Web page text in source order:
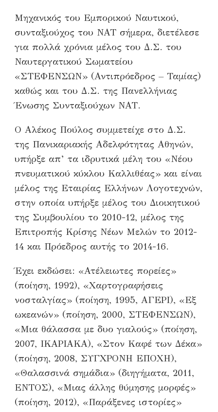
Μηχανικός του Εμπορικού Ναυτικού,
συνταξιούχος του ΝΑΤ σήμερα, διετέλεσε
για πολλά χρόνια μέλος του Δ.Σ. του
Ναυτεργατικού Σωματείου
«ΣΤΕΦΕΝΣΩΝ» (Αντιπρόεδρος – Ταμίας)
καθώς και του Δ.Σ. της Πανελλήνιας
Ένωσης Συνταξιούχων ΝΑΤ.
Ο Αλέκος Πούλος συμμετείχε στο Δ.Σ.
της Πανικαριακής Αδελφότητας Αθηνών,
υπήρξε απ’ τα ιδρυτικά μέλη του «Νέου
πνευματικού κύκλου Καλλιθέας» και είναι
μέλος της Εταιρίας Ελλήνων Λογοτεχνών,
στην οποία υπήρξε μέλος του Διοικητικού
της Συμβουλίου το 2010-12, μέλος της
Επιτροπής Κρίσης Νέων Μελών το 2012-
14 και Πρόεδρος αυτής το 2014-16.
Έχει εκδώσει: «Ατέλειωτες πορείες»
(ποίηση, 1992), «Χαρτογραφήσεις
νοσταλγίας» (ποίηση, 1995, ΑΓΕΡΙ), «Εξ
ωκεανών» (ποίηση, 2000, ΣΤΕΦΕΝΣΩΝ),
«Μια θάλασσα με δυο γιαλούς» (ποίηση,
2007, ΙΚΑΡΙΑΚΑ), «Στον Καφέ των Δέκα»
(ποίηση, 2008, ΣΥΓΧΡΟΝΗ ΕΠΟΧΗ),
«Θαλασσινά σημάδια» (διηγήματα, 2011,
ΕΝΤΟΣ), «Μιας άλλης θύμησης μορφές»
(ποίηση, 2012), «Παράξενες ιστορίες»